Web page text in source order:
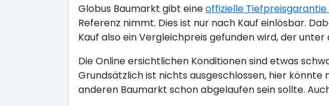
Globus Baumarkt gibt eineoffizielle
Referenz nimmt. Dies ist nur nach Kauf einlösbar.
Kauf also ein Vergleichpreis gefunden wird, der
Die Online ersichtlichen Konditionen sind etwas
Grundsätzlich ist nichts ausgeschlossen, hier
anderen Baumarkt schon abgelaufen sein sollte.